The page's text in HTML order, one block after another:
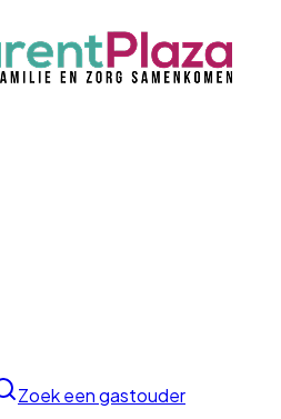
Zoek een gastouder